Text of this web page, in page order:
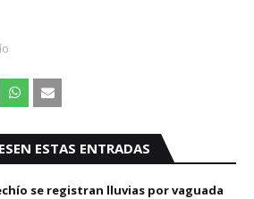
ESTAS ENTRADAS
se registran lluvias por vaguada